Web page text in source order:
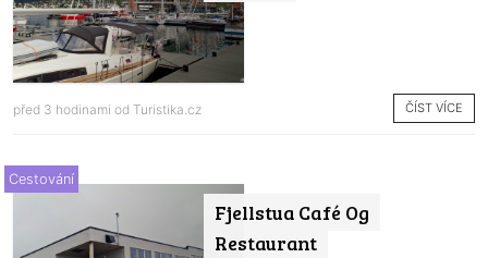
před 3 hodinami od Turistika.cz ČÍST VÍCE
Fjellstua Café Og
Restaurant
Cestování